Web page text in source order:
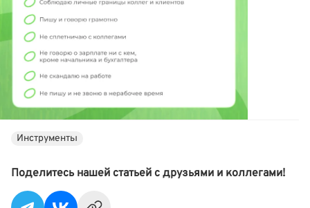
Инструменты
Поделитесь нашей статьей с друзьями и коллегами!